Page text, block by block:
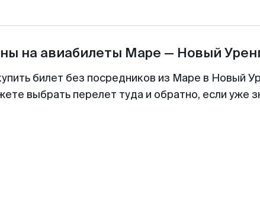
на авиабилеты Маре — Новый
билет без посредников из Маре в Новый
выбрать перелет туда и обратно, если уже